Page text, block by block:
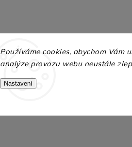
Používáme cookies, abychom Vám
analýze provozu webu neustále
Nastavení